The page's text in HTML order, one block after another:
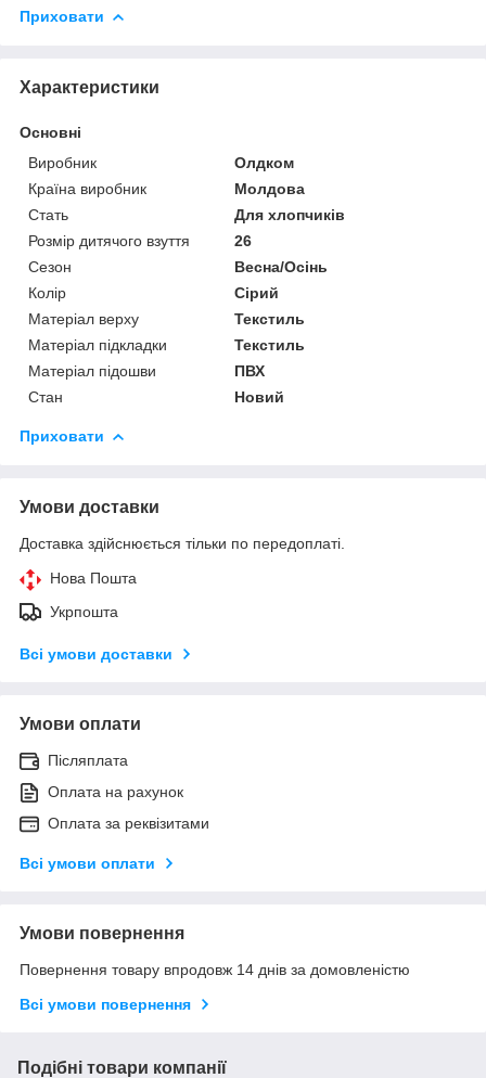
Приховати
Характеристики
Основні
Виробник
Олдком
Країна виробник
Молдова
Стать
Для хлопчиків
Розмір дитячого взуття
26
Сезон
Весна/Осінь
Колір
Сірий
Матеріал верху
Текстиль
Матеріал підкладки
Текстиль
Матеріал підошви
ПВХ
Стан
Новий
Приховати
Умови доставки
Доставка здійснюється тільки по передоплаті.
Нова Пошта
Укрпошта
Всі умови доставки
Умови оплати
Післяплата
Оплата на рахунок
Оплата за реквізитами
Всі умови оплати
Умови повернення
Повернення товару впродовж 14 днів за домовленістю
Всі умови повернення
Подібні товари компанії